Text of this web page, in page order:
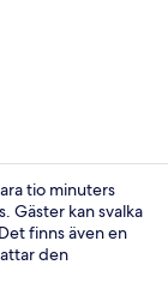
tio minuters
Gäster kan svalka
finns även en
den